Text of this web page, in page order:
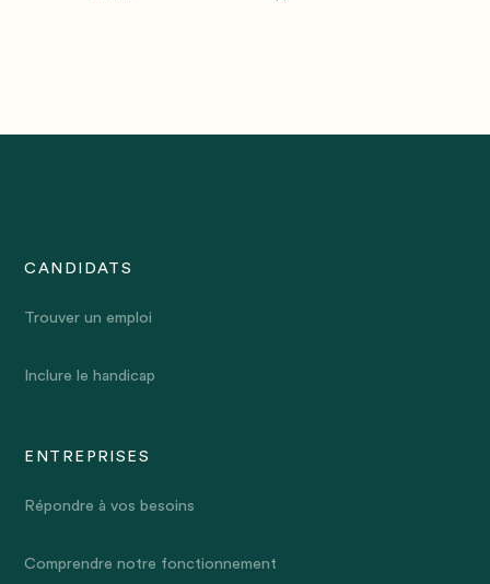
CANDIDATS
Trouver un emploi
Inclure le handicap
ENTREPRISES
Répondre à vos besoins
Comprendre notre fonctionnement